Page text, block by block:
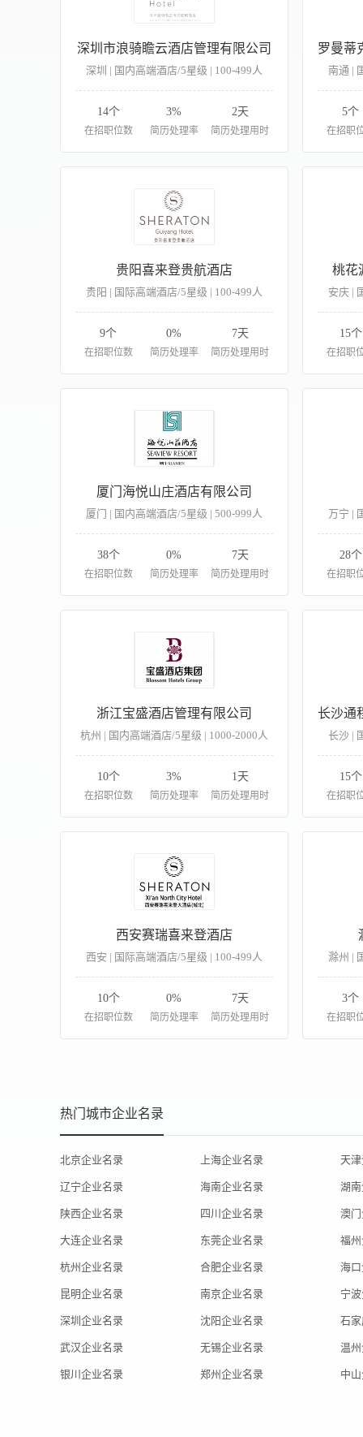
深圳市浪骑瞻云酒店管理有限公司
深圳 | 国内高端酒店/5星级 | 100-499人
14个
在招职位数
3%
简历处理率
2天
简历处理用时
南通 |
5个
在招职
贵阳喜来登贵航酒店
贵阳 | 国际高端酒店/5星级 | 100-499人
9个
在招职位数
0%
简历处理率
7天
简历处理用时
桃花
安庆 |
15个
在招职
厦门海悦山庄酒店有限公司
厦门 | 国内高端酒店/5星级 | 500-999人
38个
在招职位数
0%
简历处理率
7天
简历处理用时
万宁 |
28个
在招职
浙江宝盛酒店管理有限公司
杭州 | 国内高端酒店/5星级 | 1000-2000人
10个
在招职位数
3%
简历处理率
1天
简历处理用时
长沙 |
15个
在招职
西安赛瑞喜来登酒店
西安 | 国际高端酒店/5星级 | 100-499人
10个
在招职位数
0%
简历处理率
7天
简历处理用时
滁州 |
3个
在招职
热门城市企业名录
北京企业名录 上海企业名录 天
辽宁企业名录 海南企业名录 湖
陕西企业名录 四川企业名录 澳
大连企业名录 东莞企业名录 福
杭州企业名录 合肥企业名录 海
昆明企业名录 南京企业名录 宁
深圳企业名录 沈阳企业名录 石
武汉企业名录 无锡企业名录 温
银川企业名录 郑州企业名录 中